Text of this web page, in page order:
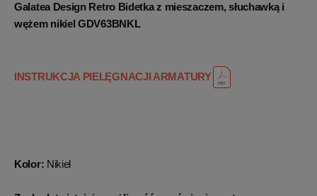
Galatea Design Retro Bidetka z mieszaczem, słuchawką i
wężem nikiel GDV63BNKL
INSTRUKCJA PIELĘGNACJI ARMATURY
Kolor: Nikiel